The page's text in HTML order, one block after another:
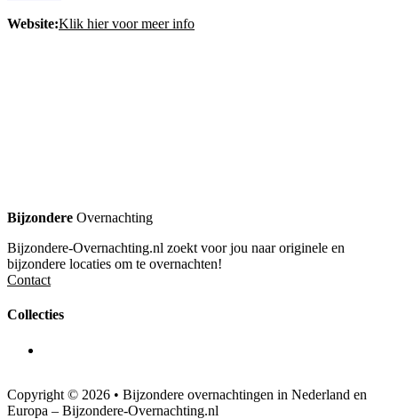
Website:Klik hier voor meer info
Collecties
Bijzondere Overnachting
Bijzondere-Overnachting.nl zoekt voor jou naar originele en
bijzondere locaties om te overnachten!
Contact
Copyright © 2026 • Bijzondere overnachtingen in Nederland en
Europa – Bijzondere-Overnachting.nl